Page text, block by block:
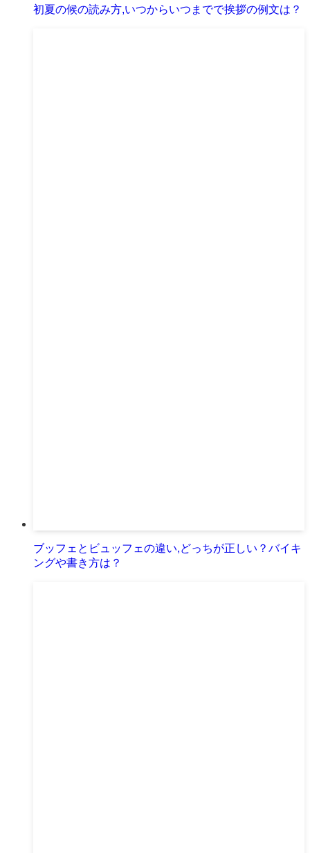
初夏の候の読み方,いつからいつまでで挨拶の例文は？
ブッフェとビュッフェの違い,どっちが正しい？バイキ
ングや書き方は？